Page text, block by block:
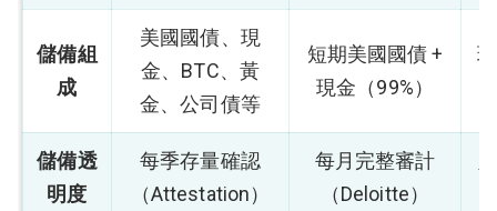
儲備組
成
美國國債、現
金、BTC、黃
金、公司債等
短期美國國債 +
現金（99%）
儲備透
明度
每季存量確認
（Attestation）
每月完整審計
（Deloitte）